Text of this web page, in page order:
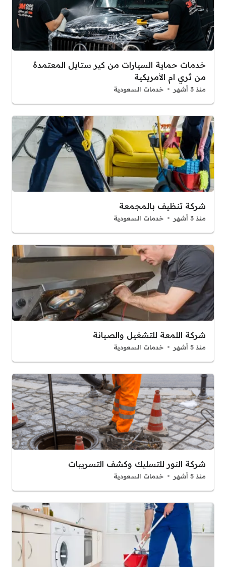
خدمات حماية السيارات من كير ستايل المعتمدة
من ثري ام الأمريكية
منذ 3 أشهر خدمات السعودية
شركة تنظيف بالمجمعة
منذ 3 أشهر خدمات السعودية
شركة اللمعة للتشغيل والصيانة
منذ 5 أشهر خدمات السعودية
شركة النور للتسليك وكشف التسريبات
منذ 5 أشهر خدمات السعودية